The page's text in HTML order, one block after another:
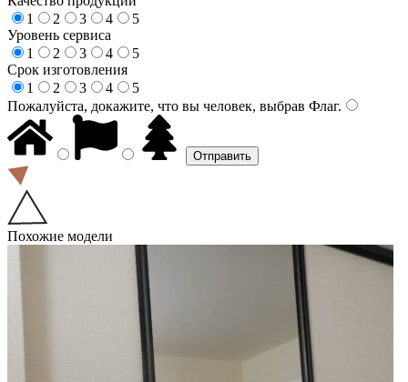
1
2 3 4
5
Уровень сервиса
1
2 3 4
5
Срок изготовления
1
2 3 4
5
Пожалуйста, докажите, что вы человек, выбрав Флаг.
Похожие модели